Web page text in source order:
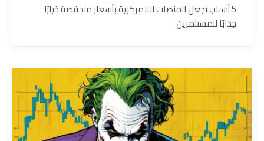
5 أسباب تجعل المنصات اللامركزية بأسعار منخفضة خيارًا
جذابًا للمستثمرين